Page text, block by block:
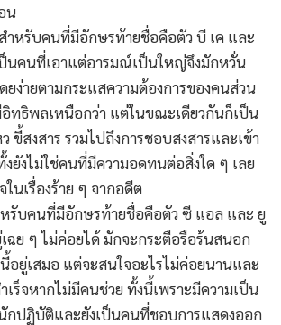
น
สำหรับคนที่มีอักษรท้ายชื่อคือตัว บี เค และ
นคนที่เอาแต่อารมณ์เป็นใหญ่จึงมักหวั่น
ยง่ายตามกระแสความต้องการของคนส่วน
ธิพลเหนือกว่า แต่ในขณะเดียวกันก็เป็น
ขี้สงสาร รวมไปถึงการชอบสงสารและเข้า
งยังไม่ใช่คนที่มีความอดทนต่อสิ่งใด ๆ เลย
นเรื่องร้าย ๆ จากอดีต
รับคนที่มีอักษรท้ายชื่อคือตัว ซี แอล และ ยู
ฉย ๆ ไม่ค่อยได้ มักจะกระตือรือร้นสนอก
นี้อยู่เสมอ แต่จะสนใจอะไรไม่ค่อยนานและ
เร็จหากไม่มีคนช่วย ทั้งนี้เพราะมีความเป็น
ปฏิบัติและยังเป็นคนที่ชอบการแสดงออก